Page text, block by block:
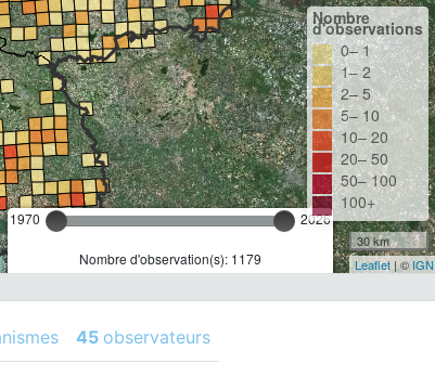
1970 2026
Nombre d'observation(s): 1179
Nombre
d'observations
0– 1
1– 2
2– 5
5– 10
10– 20
20– 50
50– 100
100+
30 km
Leaflet| © IGN
45 observateurs